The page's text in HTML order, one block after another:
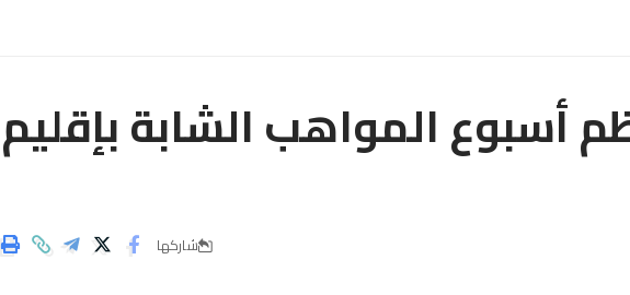
أسبوع المواهب الشابة بإقليم
شاركها